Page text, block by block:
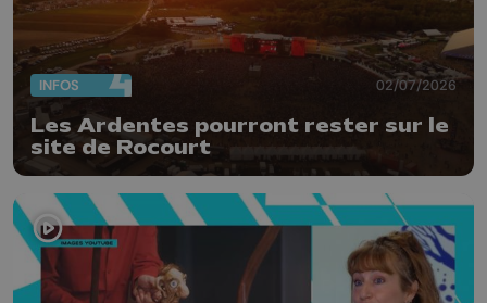
INFOS 02/07/2026
Les Ardentes pourront rester sur le
site de Rocourt